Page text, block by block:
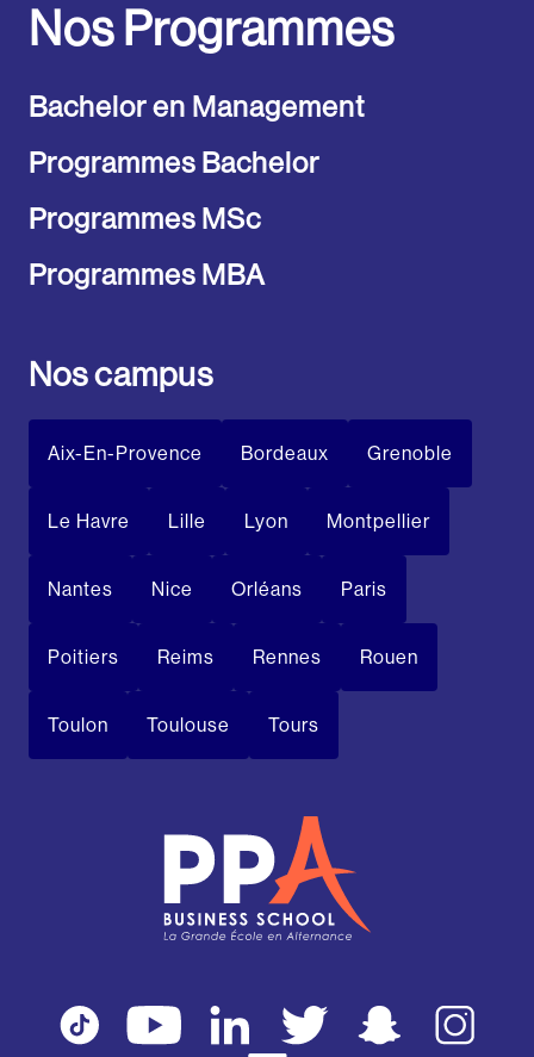
Nos Programmes
Bachelor en Management
Programmes Bachelor
Programmes MSc
Programmes MBA
Nos campus
Aix-En-Provence Bordeaux Grenoble
Le Havre Lille Lyon Montpellier
Nantes Nice Orléans Paris
Poitiers Reims Rennes Rouen
Toulon Toulouse Tours